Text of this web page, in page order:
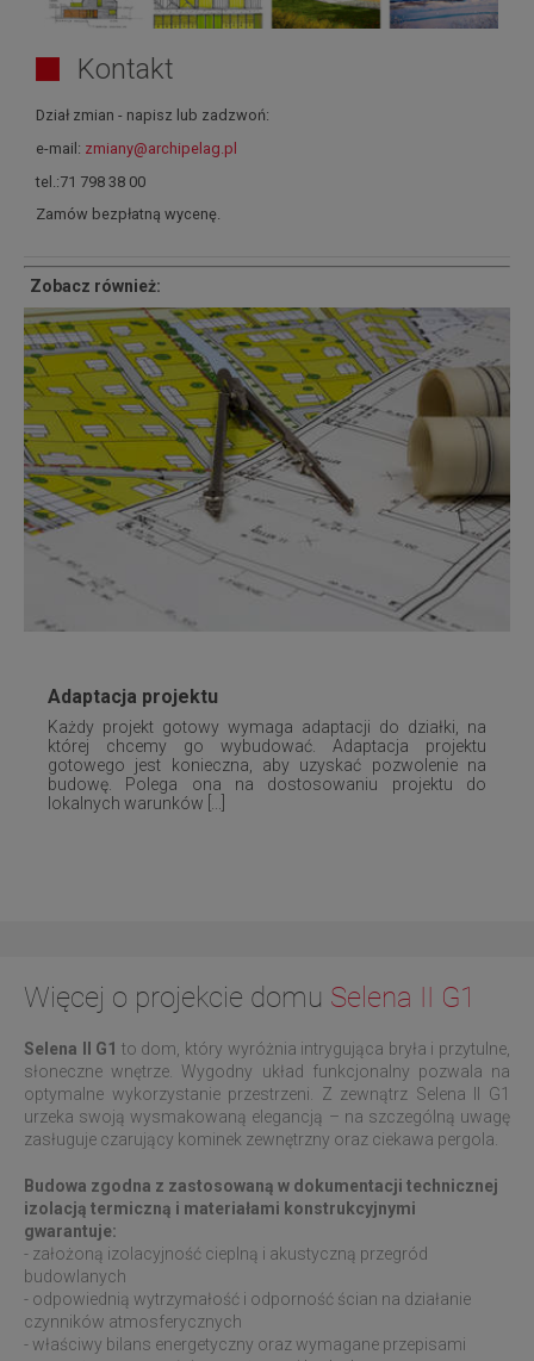
Kontakt
Dział zmian - napisz lub zadzwoń:
e-mail: zmiany@archipelag.pl
tel.:71 798 38 00
Zamów bezpłatną wycenę.
Zobacz również:
Adaptacja projektu
Każdy projekt gotowy wymaga adaptacji do działki, na
której chcemy go wybudować. Adaptacja projektu
gotowego jest konieczna, aby uzyskać pozwolenie na
budowę. Polega ona na dostosowaniu projektu do
lokalnych warunków [...]
Więcej o projekcie domu Selena II G1
Selena II G1 to dom, który wyróżnia intrygująca bryła i przytulne,
słoneczne wnętrze. Wygodny układ funkcjonalny pozwala na
optymalne wykorzystanie przestrzeni. Z zewnątrz Selena II G1
urzeka swoją wysmakowaną elegancją – na szczególną uwagę
zasługuje czarujący kominek zewnętrzny oraz ciekawa pergola.
Budowa zgodna z zastosowaną w dokumentacji technicznej
izolacją termiczną i materiałami konstrukcyjnymi
gwarantuje:
- założoną izolacyjność cieplną i akustyczną przegród
budowlanych
- odpowiednią wytrzymałość i odporność ścian na działanie
czynników atmosferycznych
- właściwy bilans energetyczny oraz wymagane przepisami